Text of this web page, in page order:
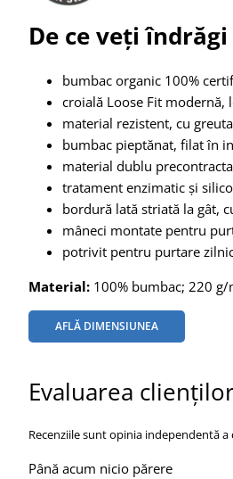
De ce veți
bumbac organic 100%
croială Loose Fit modernă,
material rezistent, cu
bumbac pieptănat, filat în
material dublu
tratament enzimatic și
bordură lată striată la gât,
mâneci montate pentru
potrivit pentru purtare
Material: 100% bumbac; 220 g/
AFLĂ DIMENSIUNEA
Evaluarea
Recenziile sunt opinia independentă
Până acum nicio părere